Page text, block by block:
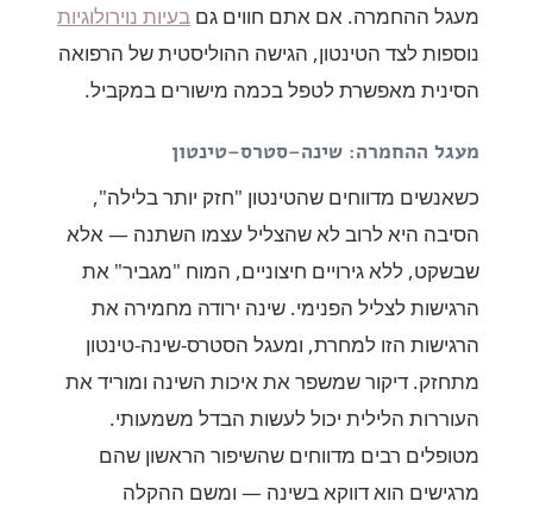
מעגל ההחמרה. אם אתם חווים גם בעיות נוירולוגיות
נוספות לצד הטינטון, הגישה ההוליסטית של הרפואה
הסינית מאפשרת לטפל בכמה מישורים במקביל.
מעגל ההחמרה: שינה–סטרס–טינטון
כשאנשים מדווחים שהטינטון "חזק יותר בלילה",
הסיבה היא לרוב לא שהצליל עצמו השתנה — אלא
שבשקט, ללא גירויים חיצוניים, המוח "מגביר" את
הרגישות לצליל הפנימי. שינה ירודה מחמירה את
הרגישות הזו למחרת, ומעגל הסטרס-שינה-טינטון
מתחזק. דיקור שמשפר את איכות השינה ומוריד את
העוררות הלילית יכול לעשות הבדל משמעותי.
מטופלים רבים מדווחים שהשיפור הראשון שהם
מרגישים הוא דווקא בשינה — ומשם ההקלה